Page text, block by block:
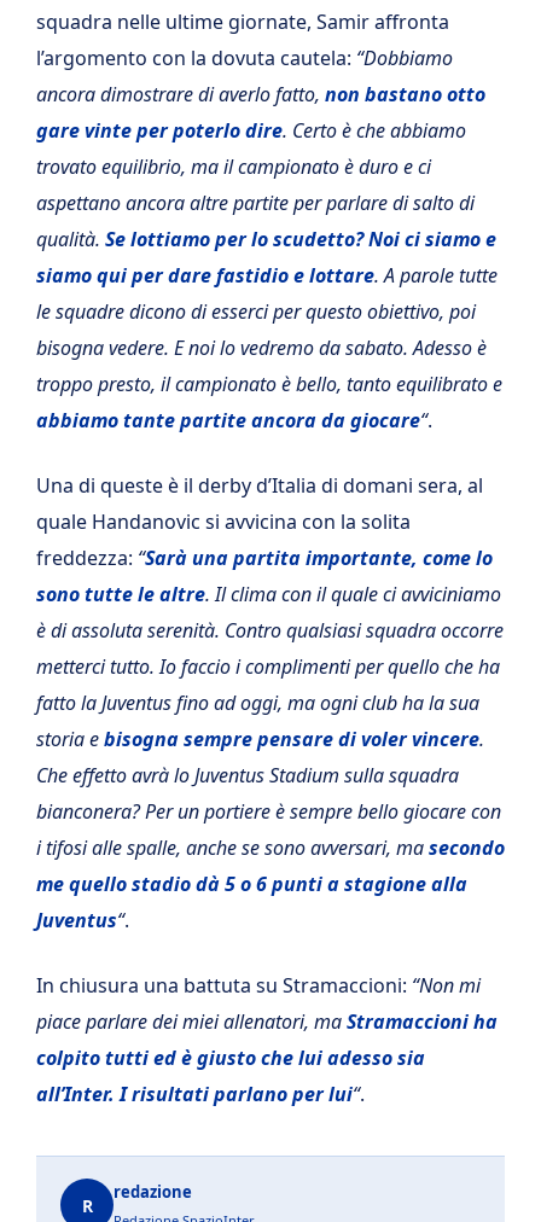
squadra nelle ultime giornate, Samir affronta
l’argomento con la dovuta cautela: “Dobbiamo
ancora dimostrare di averlo fatto, non bastano otto
gare vinte per poterlo dire. Certo è che abbiamo
trovato equilibrio, ma il campionato è duro e ci
aspettano ancora altre partite per parlare di salto di
qualità. Se lottiamo per lo scudetto? Noi ci siamo e
siamo qui per dare fastidio e lottare. A parole tutte
le squadre dicono di esserci per questo obiettivo, poi
bisogna vedere. E noi lo vedremo da sabato. Adesso è
troppo presto, il campionato è bello, tanto equilibrato e
abbiamo tante partite ancora da giocare“.
Una di queste è il derby d’Italia di domani sera, al
quale Handanovic si avvicina con la solita
freddezza: “Sarà una partita importante, come lo
sono tutte le altre. Il clima con il quale ci avviciniamo
è di assoluta serenità. Contro qualsiasi squadra occorre
metterci tutto. Io faccio i complimenti per quello che ha
fatto la Juventus fino ad oggi, ma ogni club ha la sua
storia ebisogna sempre pensare di voler vincere.
Che effetto avrà lo Juventus Stadium sulla squadra
bianconera? Per un portiere è sempre bello giocare con
i tifosi alle spalle, anche se sono avversari, masecondo
me quello stadio dà 5 o 6 punti a stagione alla
Juventus“.
In chiusura una battuta su Stramaccioni: “Non mi
piace parlare dei miei allenatori, maStramaccioni ha
colpito tutti ed è giusto che lui adesso sia
all’Inter. I risultati parlano per lui“.
R
redazione